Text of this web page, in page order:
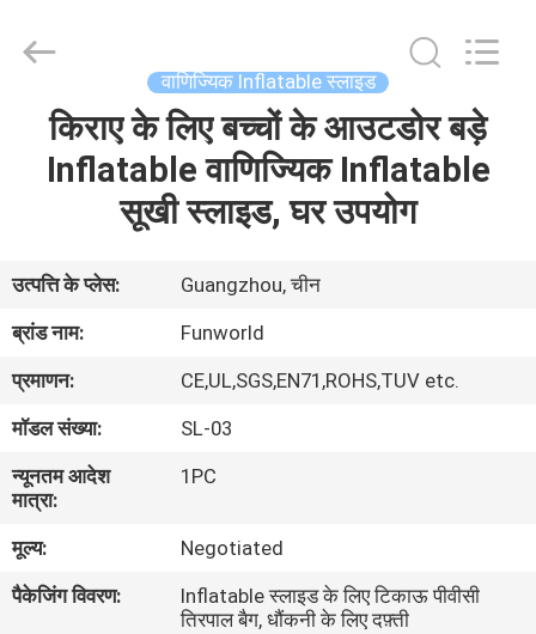
वीडियो
बारे
में
कारखाना
भ्रमण
Limited.
वाणिज्यिक Inflatable स्लाइड
किराए के लिए बच्चों के आउटडोर बड़े
Inflatable वाणिज्यिक Inflatable
सूखी स्लाइड, घर उपयोग
उत्पत्ति के प्लेस:
Guangzhou, चीन
ब्रांड नाम:
Funworld
प्रमाणन:
CE,UL,SGS,EN71,ROHS,TUV etc.
मॉडल संख्या:
SL-03
न्यूनतम आदेश
मात्रा:
1PC
मूल्य:
Negotiated
पैकेजिंग विवरण:
Inflatable स्लाइड के लिए टिकाऊ पीवीसी
तिरपाल बैग, धौंकनी के लिए दफ़्ती